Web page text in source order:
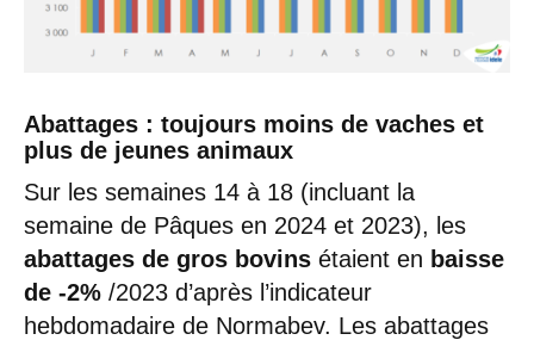
Abattages : toujours moins de vaches et
plus de jeunes animaux
Sur les semaines 14 à 18 (incluant la
semaine de Pâques en 2024 et 2023), les
abattages de gros bovins étaient en baisse
de -2% /2023 d’après l’indicateur
hebdomadaire de Normabev. Les abattages